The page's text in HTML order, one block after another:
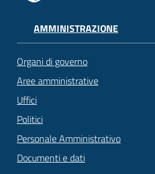
AMMINISTRAZIONE
Organi di governo
Aree amministrative
Uffici
Politici
Personale Amministrativo
Documenti e dati